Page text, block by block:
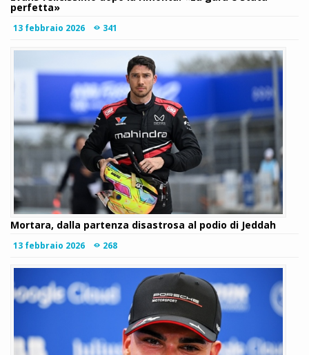
perfetta»
13 febbraio 2026 341
Mortara, dalla partenza disastrosa al podio di Jeddah
13 febbraio 2026 268